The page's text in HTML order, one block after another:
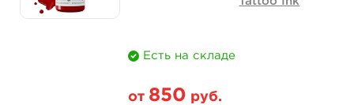
Есть на складе
от 850 руб.